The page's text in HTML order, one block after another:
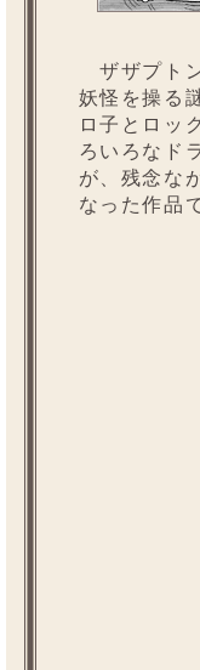
ザザプト
妖怪を操る
ロ子とロッ
ろいろなド
が、残念な
なった作品